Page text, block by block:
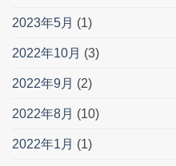
2023年5月 (1)
2022年10月 (3)
2022年9月 (2)
2022年8月 (10)
2022年1月 (1)